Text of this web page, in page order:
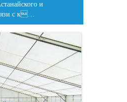
и
с к…